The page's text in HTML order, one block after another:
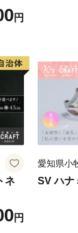
円
ネ
円
愛知県小
SV ハナ